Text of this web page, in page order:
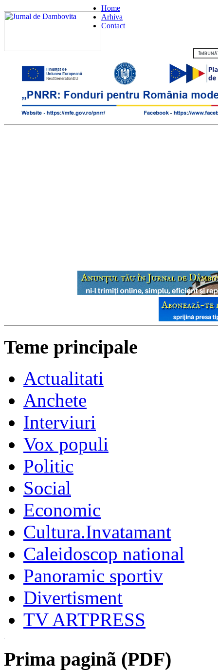
Home
Arhiva
Contact
Teme principale
Actualitati
Anchete
Interviuri
Vox populi
Politic
Social
Economic
Cultura.Invatamant
Caleidoscop national
Panoramic sportiv
Divertisment
TV ARTPRESS
Prima paginã (PDF)